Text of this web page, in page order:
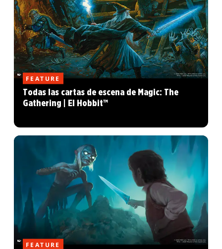
FEATURE
Todas las cartas de escena de Magic: The
Gathering | El Hobbit™
FEATURE